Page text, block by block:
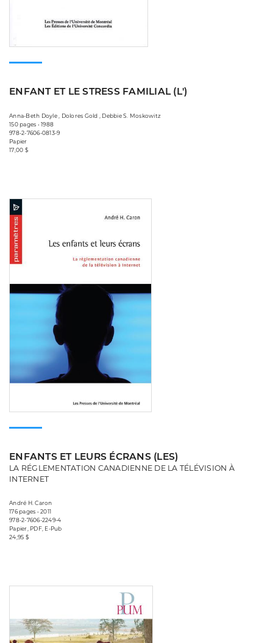
ENFANT ET LE STRESS FAMILIAL (L')
Anna-Beth Doyle , Dolores Gold , Debbie S. Moskowitz
150 pages • 1988
978-2-7606-0813-9
Papier
17,00 $
ENFANTS ET LEURS ÉCRANS (LES)
LA RÉGLEMENTATION CANADIENNE DE LA TÉLÉVISION À
INTERNET
André H. Caron
176 pages • 2011
978-2-7606-2249-4
Papier, PDF, E-Pub
24,95 $